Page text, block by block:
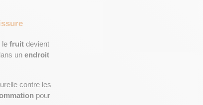
le fruit devient
un endroit
contre les
pour